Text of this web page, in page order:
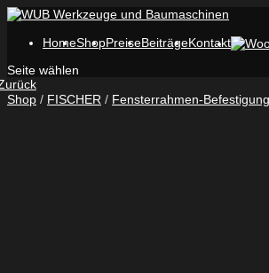
HomeShopPreiseBeiträgeKontakt
Seite wählen
Shop / FISCHER / Fensterrahmen-